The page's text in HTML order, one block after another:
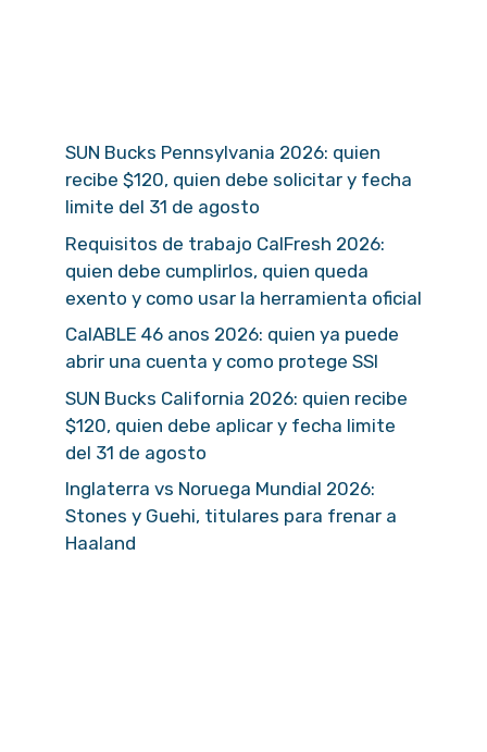
SUN Bucks Pennsylvania 2026: quien
recibe $120, quien debe solicitar y fecha
limite del 31 de agosto
Requisitos de trabajo CalFresh 2026:
quien debe cumplirlos, quien queda
exento y como usar la herramienta oficial
CalABLE 46 anos 2026: quien ya puede
abrir una cuenta y como protege SSI
SUN Bucks California 2026: quien recibe
$120, quien debe aplicar y fecha limite
del 31 de agosto
Inglaterra vs Noruega Mundial 2026:
Stones y Guehi, titulares para frenar a
Haaland